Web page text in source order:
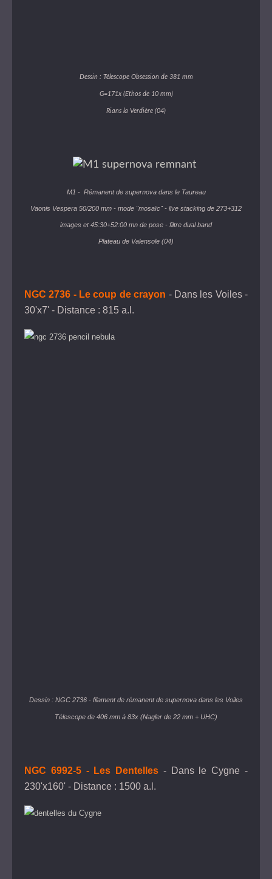
Dessin : Télescope Obsession de 381 mm
G=171x (Ethos de 10 mm)
Rians la Verdière (04)
M1 - Rémanent de supernova dans le Taureau
Vaonis Vespera 50/200 mm - mode "mosaïc" - live stacking de 273+312
images et 45:30+52:00 mn de pose - filtre dual band
Plateau de Valensole (04)
NGC 2736 - Le coup de crayon - Dans les Voiles -
30'x7' - Distance : 815 a.l.
Dessin : NGC 2736 - filament de rémanent de supernova dans les Voiles
Télescope de 406 mm à 83x (Nagler de 22 mm + UHC)
NGC 6992-5 - Les Dentelles - Dans le Cygne -
230'x160' - Distance : 1500 a.l.